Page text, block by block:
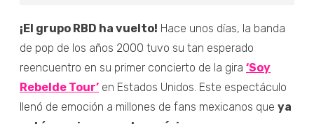
¡El grupo RBD ha vuelto! Hace unos días, la banda
de pop de los años 2000 tuvo su tan esperado
reencuentro en su primer concierto de la gira ‘Soy
Rebelde Tour’ en Estados Unidos. Este espectáculo
llenó de emoción a millones de fans mexicanos que ya